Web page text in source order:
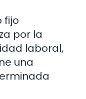
fijo
por la
laboral,
una